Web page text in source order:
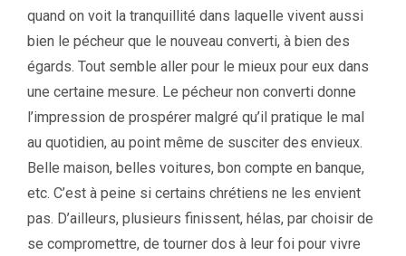
quand on voit la tranquillité dans laquelle vivent aussi
bien le pécheur que le nouveau converti, à bien des
égards. Tout semble aller pour le mieux pour eux dans
une certaine mesure. Le pécheur non converti donne
l’impression de prospérer malgré qu’il pratique le mal
au quotidien, au point même de susciter des envieux.
Belle maison, belles voitures, bon compte en banque,
etc. C’est à peine si certains chrétiens ne les envient
pas. D’ailleurs, plusieurs finissent, hélas, par choisir de
se compromettre, de tourner dos à leur foi pour vivre